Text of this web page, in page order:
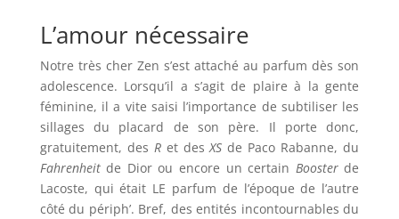
L’amour nécessaire
Notre très cher Zen s’est attaché au parfum dès son
adolescence. Lorsqu’il a s’agit de plaire à la gente
féminine, il a vite saisi l’importance de subtiliser les
sillages du placard de son père. Il porte donc,
gratuitement, des Ret desXS de Paco Rabanne, du
Fahrenheitde Dior ou encore un certain Boosterde
Lacoste, qui était LE parfum de l’époque de l’autre
côté du périph’. Bref, des entités incontournables du